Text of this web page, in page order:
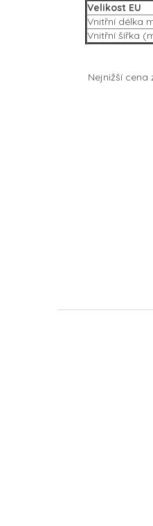
Velikost EU
Vnitřní délka
Vnitřní šířka
Nejnižší cena